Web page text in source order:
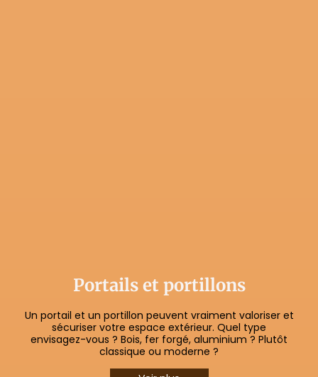
Portails et portillons
Un portail et un portillon peuvent vraiment valoriser et
sécuriser votre espace extérieur. Quel type
envisagez-vous ? Bois, fer forgé, aluminium ? Plutôt
classique ou moderne ?